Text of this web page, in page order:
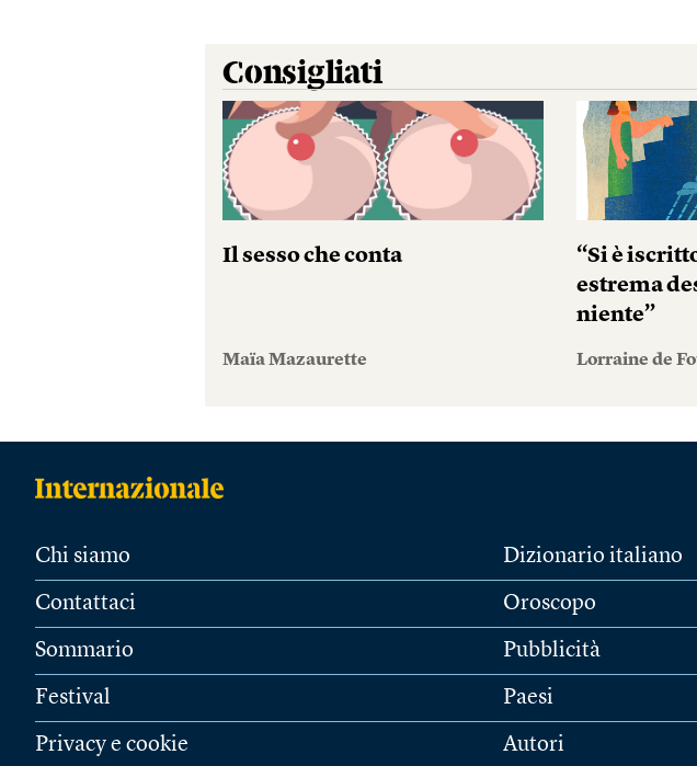
Consigliati
Il sesso che conta
Maïa Mazaurette
“Si è
estrema
niente”
Lorraine de
Chi siamo
Contattaci
Sommario
Festival
Privacy e cookie
Dizionario italiano
Oroscopo
Pubblicità
Paesi
Autori